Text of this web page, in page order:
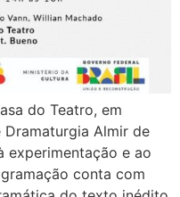
do Teatro, em
Dramaturgia Almir de
experimentação e ao
conta com